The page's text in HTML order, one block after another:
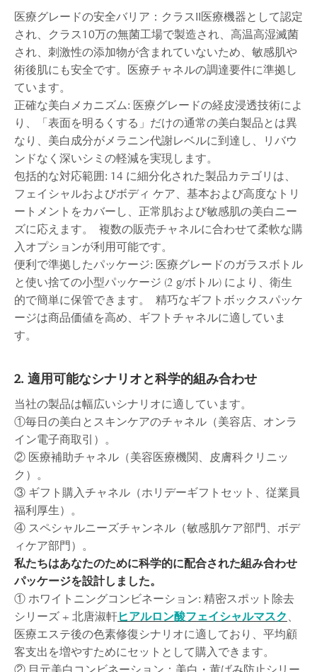
医療グレードの安全バリア：クラスII医療機器として認定
され、クラス10万の無菌工場で製造され、高温高湿滅菌
され、刺激性の添加物が含まれていないため、敏感肌や
術後肌にも安全です。医療チャネルの調達要件に準拠し
ています。
正確な美白メカニズム: 医療グレードの経皮浸透技術によ
り、「表面を明るくする」だけの通常の美白製品とは異
なり、美白成分がメラニン代謝レベルに到達し、リバウ
ンドなく深いシミの軽減を実現します。
包括的な対応範囲: 14 に細分化された製品カテゴリは、
フェイシャルおよびボディ ケア、基本および高度なトリ
ートメントをカバーし、正常肌および敏感肌の美白ニー
ズに応えます。 複数の販売チャネルに合わせて柔軟な購
入オプションが利用可能です。
便利で準拠したパッケージ: 医療グレードのガラスボトル
と使い捨ての小型パッケージ (2 g/ボトル) により、衛生
的で簡単に保管できます。 精巧なギフトボックスパッケ
ージは商品価値を高め、ギフトチャネルに適していま
す。
2. 適用可能なシナリオと科学的組み合わせ
当社の製品は幅広いシナリオに適しています。
①毎日の美白とスキンケアのチャネル（美容店、オンラ
イン電子商取引）。
② 医療補助チャネル（美容医療機関、皮膚科クリニッ
ク）。
③ ギフト購入チャネル（ホリデーギフトセット、従業員
福利厚生）。
④ スペシャルニーズチャンネル（敏感肌ケア部門、ボデ
ィケア部門）。
私たちはあなたのために科学的に配合された組み合わせ
パッケージを設計しました。
① ホワイトニングコンビネーション: 精密スポット除去
シリーズ + 北唐淑軒ヒアルロン酸フェイシャルマスク 、
医療エステ後の色素修復シナリオに適しており、平均顧
客支出を増やすためにセットとして購入できます。